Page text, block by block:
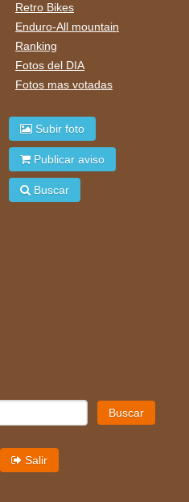
Retro Bikes
Enduro-All mountain
Ranking
Fotos del DIA
Fotos mas votadas
Subir foto
Publicar aviso
Buscar
Buscar
Salir